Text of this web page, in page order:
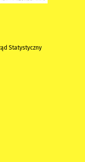
Statystyczny